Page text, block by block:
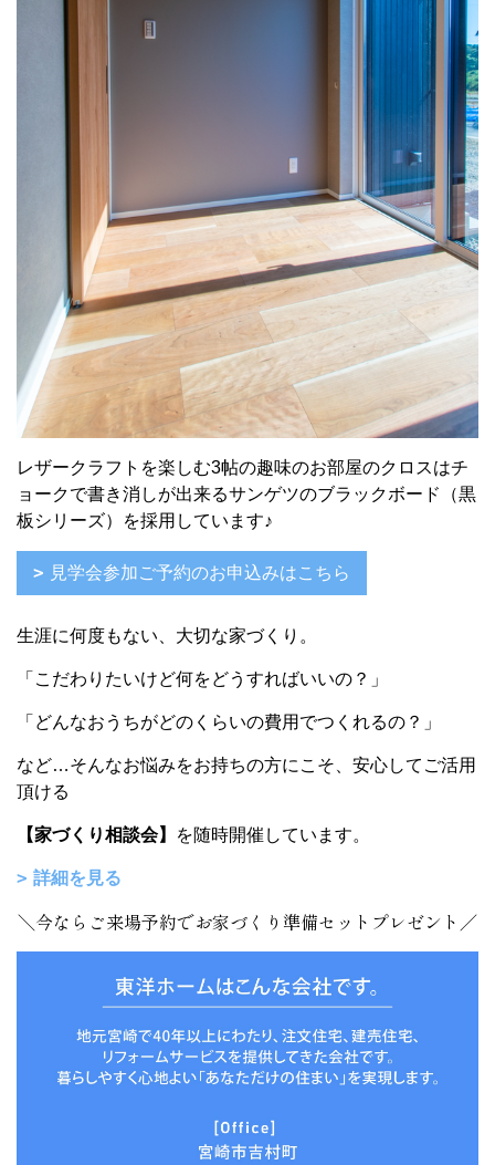
レザークラフトを楽しむ3帖の趣味のお部屋のクロスはチ
ョークで書き消しが出来るサンゲツのブラックボード（黒
板シリーズ）を採用しています♪
見学会参加ご予約のお申込みはこちら
生涯に何度もない、大切な家づくり。
「こだわりたいけど何をどうすればいいの？」
「どんなおうちがどのくらいの費用でつくれるの？」
など…そんなお悩みをお持ちの方にこそ、安心してご活用
頂ける
【家づくり相談会】 を随時開催しています。
詳細を見る
＼今ならご来場予約でお家づくり準備セットプレゼント／